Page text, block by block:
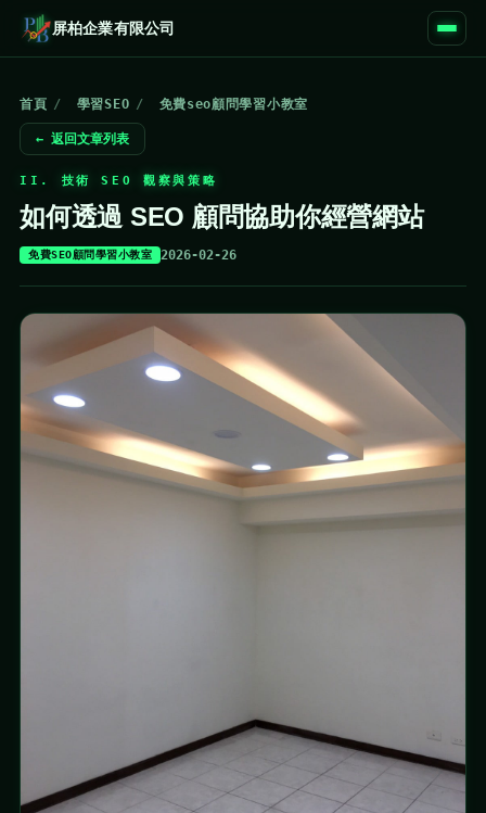
屏柏企業有限公司
首頁 / 學習SEO / 免費seo顧問學習小教室
← 返回文章列表
II. 技術 SEO 觀察與策略
如何透過 SEO 顧問協助你經營網站
免費SEO顧問學習小教室 2026-02-26